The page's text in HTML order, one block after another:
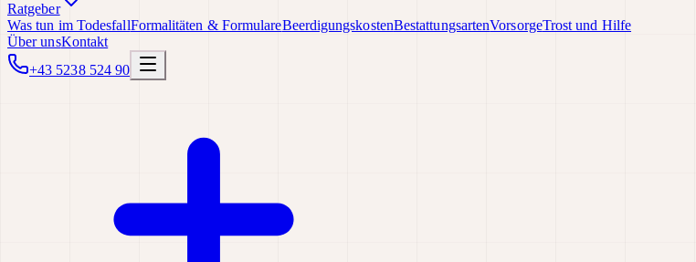
Ratgeber
Was tun im TodesfallFormalitäten & FormulareBeerdigungskostenBestattungsartenVorsorgeTrost und Hilfe
Über unsKontakt
+43 5238 524 90